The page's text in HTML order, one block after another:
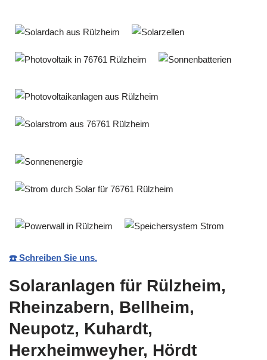
☎️ Schreiben Sie uns.
Solaranlagen für Rülzheim,
Rheinzabern, Bellheim,
Neupotz, Kuhardt,
Herxheimweyher, Hördt